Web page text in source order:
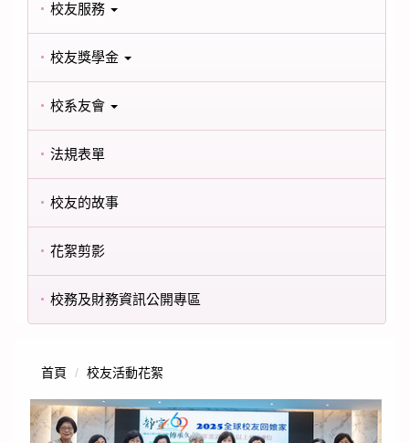
校友服務
校友獎學金
校系友會
法規表單
校友的故事
花絮剪影
校務及財務資訊公開專區
首頁 校友活動花絮